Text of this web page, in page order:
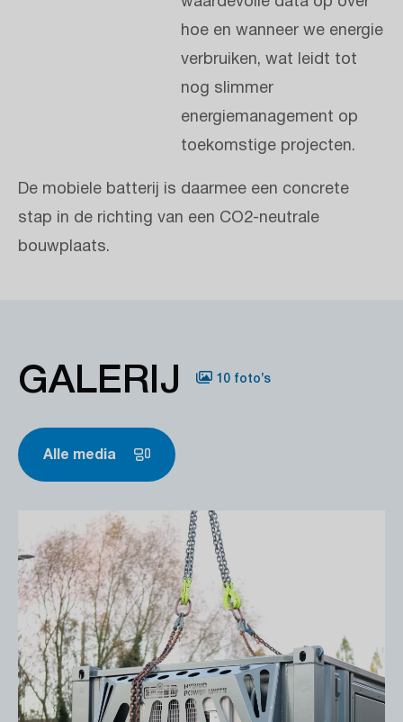
hoe en wanneer we energie
verbruiken, wat leidt tot
nog slimmer
energiemanagement op
toekomstige projecten.
De mobiele batterij is daarmee een concrete
stap in de richting van een CO2-neutrale
bouwplaats.
GALERIJ 10 foto’s
Alle media